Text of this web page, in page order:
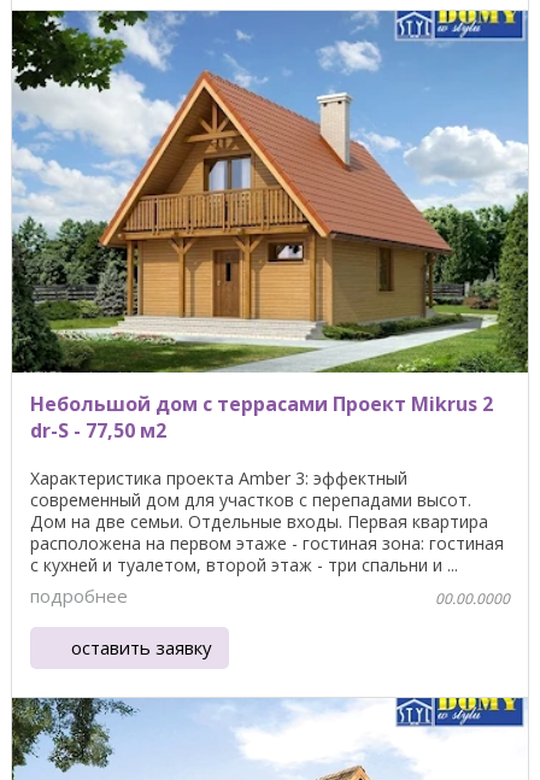
Небольшой дом с террасами Проект Mikrus 2
dr-S - 77,50 м2
Характеристика проекта Amber 3: эффектный
современный дом для участков с перепадами высот.
Дом на две семьи. Отдельные входы. Первая квартира
расположена на первом этаже - гостиная зона: гостиная
с кухней и туалетом, второй этаж - три спальни и ...
подробнее 00.00.0000
оставить заявку